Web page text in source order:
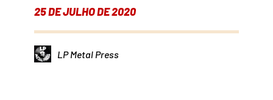
25 DE JULHO DE 2020
LP Metal Press